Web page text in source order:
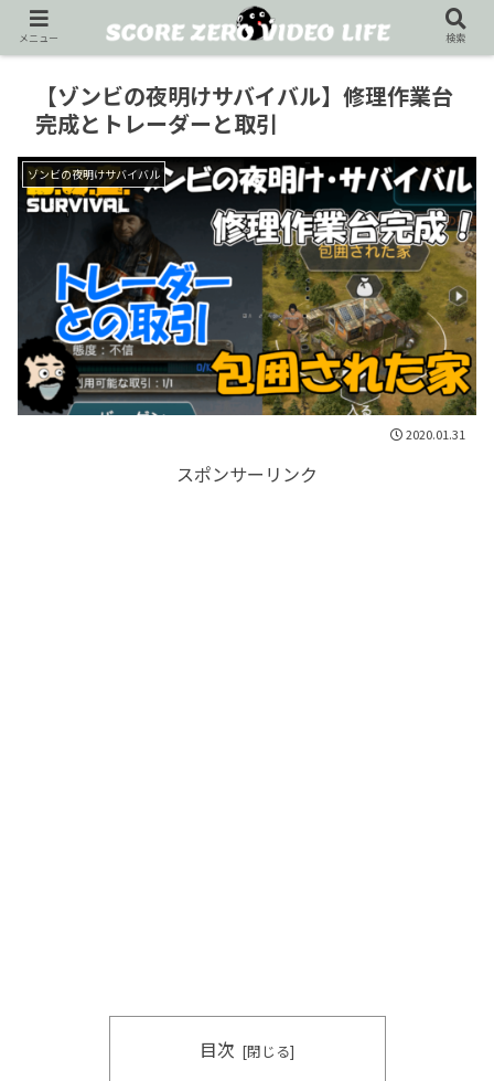
【ゾンビの夜明けサバイバル】修理作業台
完成とトレーダーと取引
ゾンビの夜明けサバイバル
2020.01.31
スポンサーリンク
目次
メニュー 検索